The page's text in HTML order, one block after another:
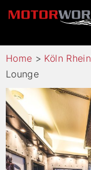
Home > Köln
Lounge